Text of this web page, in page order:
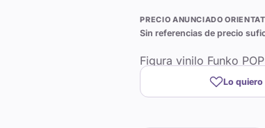
PRECIO ANUNCIADO
Sin referencias de precio
Figura vinilo Funko
Lo quiero